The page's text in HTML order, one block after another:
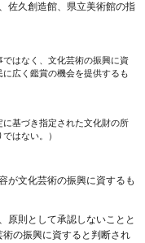
佐久創造館、県立美術館の指
ではなく、文化芸術の振興に資
広く鑑賞の機会を提供するも
に基づき指定された文化財の所
はない。）
が文化芸術の振興に資するも
原則として承認しないことと
の振興に資すると判断され